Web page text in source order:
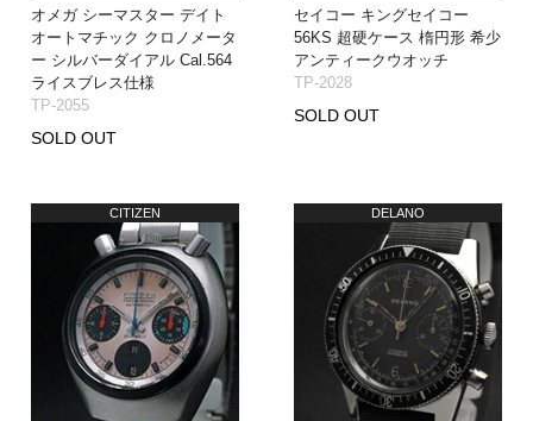
オメガ シーマスター デイト
オートマチック クロノメータ
ー シルバーダイアル Cal.564
ライスブレス仕様
TP-2055
SOLD OUT
セイコー キングセイコー
56KS 超硬ケース 楕円形 希少
アンティークウオッチ
TP-2028
SOLD OUT
CITIZEN DELANO